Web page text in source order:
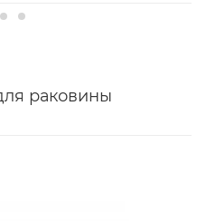
раковины